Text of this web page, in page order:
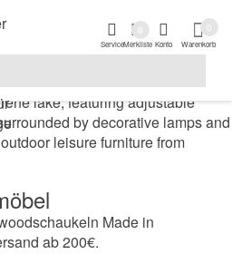
Eingabe von 3 Buchstaben
ServiceMerkliste
0
Konto Warenkorb
Made in
ab 200€.